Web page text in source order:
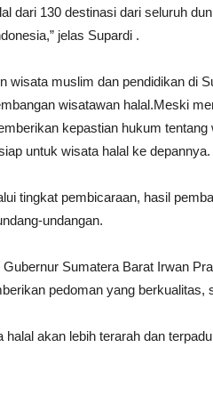
dari 130 destinasi dari seluruh
jelas Supardi .
wisata muslim dan pendidikan di
wisatawan halal.Meski
kepastian hukum
untuk wisata halal ke depannya.
tingkat pembicaraan, hasil
undangan.
Sumatera Barat Irwan
pedoman yang
halal akan lebih terarah dan